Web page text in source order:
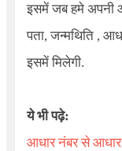
इसमें जब हमे अपनी
पता, जन्मथिति ,
इसमें मिलेगी.
ये भी पढ़े:
आधार नंबर से